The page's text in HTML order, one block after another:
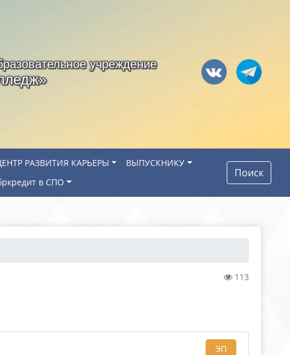
учреждение
РАЗВИТИЯ КАРЬЕРЫ
ВЫПУСКНИКУ
в СПО
Поиск
113
ЭП